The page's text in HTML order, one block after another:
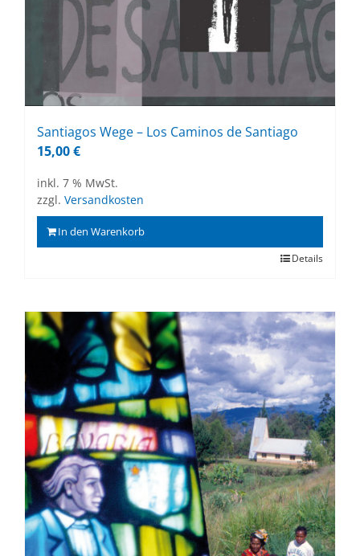
Sant­ia­gos Wege – Los Ca­mi­nos de Sant­ia­go
15,00€
inkl. 7 % MwSt.
zzgl. Versandkosten
In den Warenkorb
Details